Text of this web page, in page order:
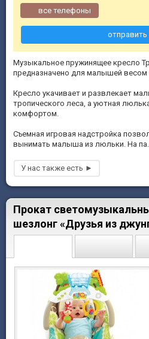
Музыкальное пружинящее кресло
предназначено для малышей весом
Кресло укачивает и развлекает
тропического леса, а уютная
комфортом.
Съемная игровая надстройка
вынимать малыша из люльки. На
все телефоны
отправить
Прокат
шезлонг «Друзья из